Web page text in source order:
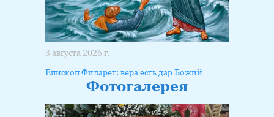
3 августа 2026 г.
Епископ Филарет: вера есть дар Божий
Фотогалерея